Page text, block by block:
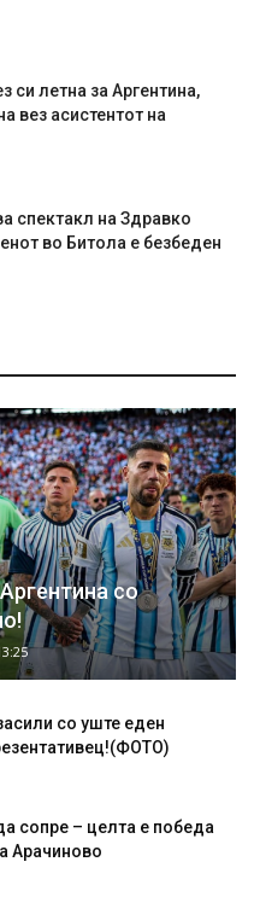
си летна за Аргентина,
вез асистентот на
спектакл на Здравко
во Битола е безбеден
со
со уште еден
сопре – целта е победа
Арачиново